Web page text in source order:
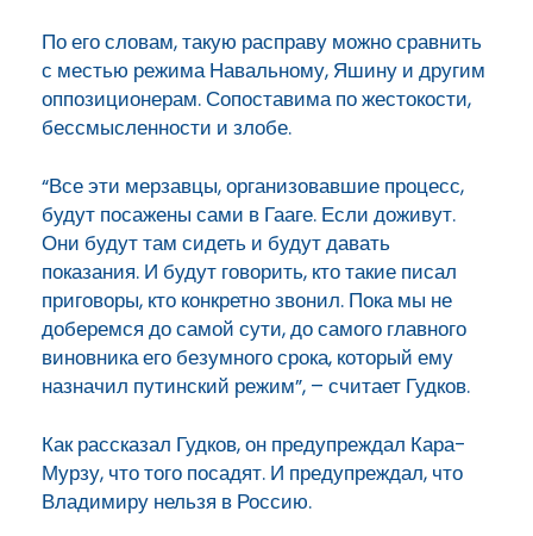
По его словам, такую расправу можно сравнить
с местью режима Навальному, Яшину и другим
оппозиционерам. Сопоставима по жестокости,
бессмысленности и злобе.
“Все эти мерзавцы, организовавшие процесс,
будут посажены сами в Гааге. Если доживут.
Они будут там сидеть и будут давать
показания. И будут говорить, кто такие писал
приговоры, кто конкретно звонил. Пока мы не
доберемся до самой сути, до самого главного
виновника его безумного срока, который ему
назначил путинский режим”, – считает Гудков.
Как рассказал Гудков, он предупреждал Кара-
Мурзу, что того посадят. И предупреждал, что
Владимиру нельзя в Россию.